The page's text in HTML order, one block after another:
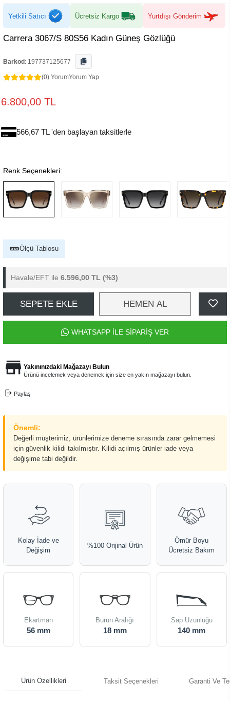
Yetkili Satıcı Ücretsiz Kargo Yurtdışı Gönderim
Carrera 3067/S 80S56 Kadın Güneş Gözlüğü
Barkod : 197737125677
(0) YorumYorum Yap
6.800,00 TL
566,67 TL 'den başlayan taksitlerle
Renk Seçenekleri:
Ölçü Tablosu
Havale/EFT ile 6.596,00 TL (%3)
SEPETE EKLE HEMEN AL
WHATSAPP İLE SİPARİŞ VER
Yakınınızdaki Mağazayı Bulun
Ürünü incelemek veya denemek için size en yakın mağazayı bulun.
Paylaş
Önemli:
Değerli müşterimiz, ürünlerimize deneme sırasında zarar gelmemesi
için güvenlik kilidi takılmıştır. Kilidi açılmış ürünler iade veya
değişime tabi değildir.
Kolay İade ve
Değişim
%100 Orijinal Ürün
Ömür Boyu
Ücretsiz Bakım
Ekartman
56 mm
Burun Aralığı
18 mm
Sap Uzunluğu
140 mm
Ürün Özellikleri Taksit Seçenekleri Garanti Ve